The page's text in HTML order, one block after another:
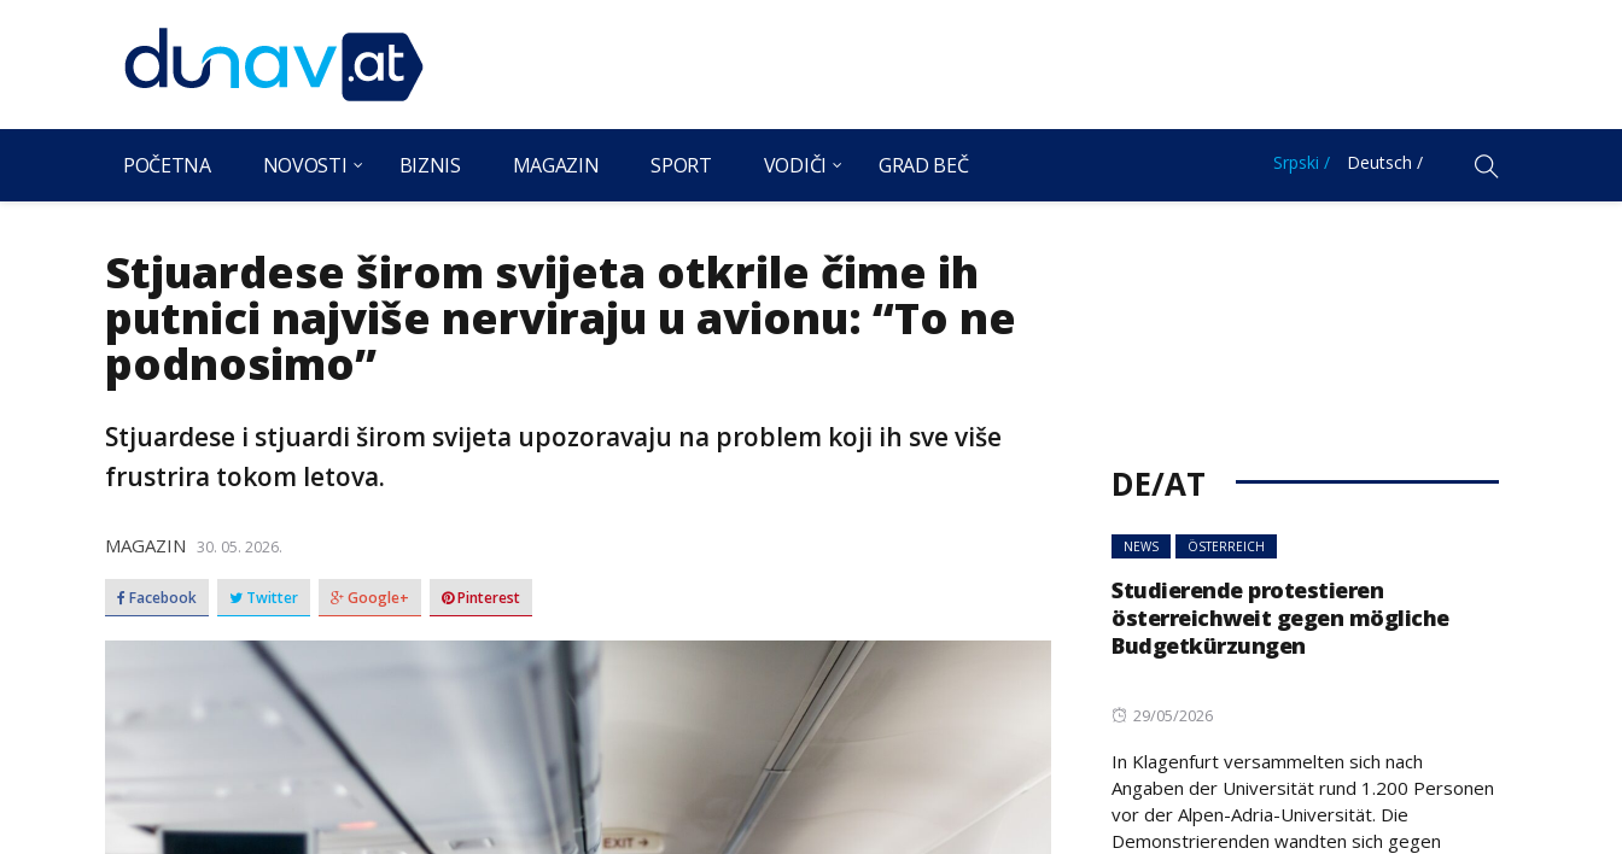
POČETNA NOVOSTI BIZNIS MAGAZIN SPORT VODIČI GRAD BEČ Srpski / Deutsch /
Stjuardese širom svijeta otkrile čime ih
putnici najviše nerviraju u avionu: “To ne
podnosimo”
Stjuardese i stjuardi širom svijeta upozoravaju na problem koji ih sve više
frustrira tokom letova.
MAGAZIN 30. 05. 2026.
Facebook Twitter Google+ Pinterest
DE/AT
NEWS ÖSTERREICH
Studierende protestieren
österreichweit gegen mögliche
Budgetkürzungen
Posted
29/05/2026
In Klagenfurt versammelten sich nach
Angaben der Universität rund 1.200 Personen
vor der Alpen-Adria-Universität. Die
Demonstrierenden wandten sich gegen